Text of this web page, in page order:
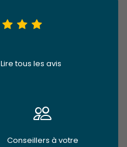
Lire tous les avis
Conseillers à votre